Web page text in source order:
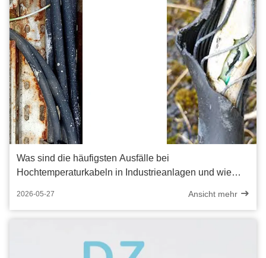
Was sind die häufigsten Ausfälle bei
Hochtemperaturkabeln in Industrieanlagen und wie
2026-05-27 Ansicht mehr